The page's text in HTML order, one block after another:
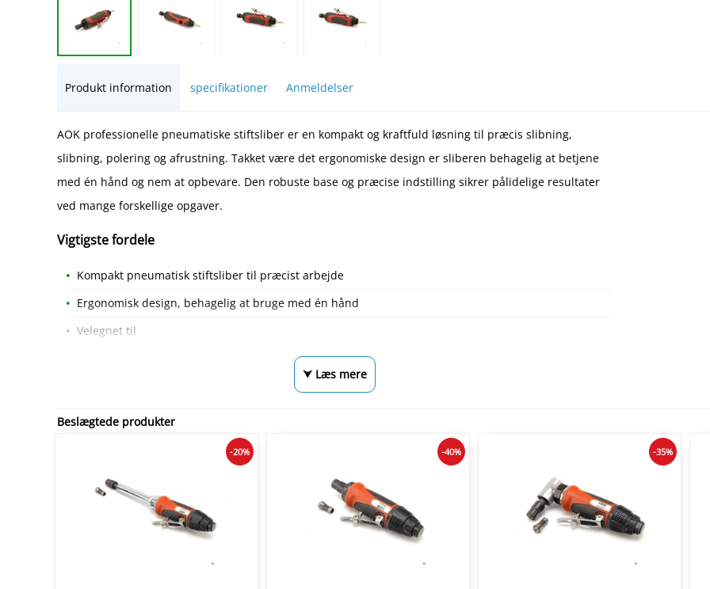
Produkt information specifikationer Anmeldelser
AOK professionelle pneumatiske stiftsliber er en kompakt og kraftfuld løsning til præcis slibning,
slibning, polering og afrustning. Takket være det ergonomiske design er sliberen behagelig at betjene
med én hånd og nem at opbevare. Den robuste base og præcise indstilling sikrer pålidelige resultater
ved mange forskellige opgaver.
Vigtigste fordele
Kompakt pneumatisk stiftsliber til præcist arbejde
Ergonomisk design, behagelig at bruge med én hånd
Velegnet til
⮟ Læs mere
Beslægtede produkter
-20% -40% -35%